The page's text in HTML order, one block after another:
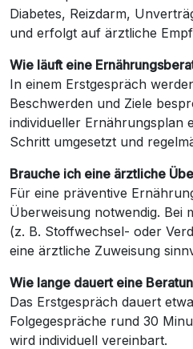
Diabetes, Reizdarm,
und erfolgt auf ärztliche
Wie läuft eine
In einem Erstgespräch
Beschwerden und Ziele
individueller Ernährungsplan
Schritt umgesetzt und
Brauche ich eine ärztliche
Für eine präventive
Überweisung notwendig. Bei
(z. B. Stoffwechsel- oder
eine ärztliche Zuweisung
Wie lange dauert eine
Das Erstgespräch dauert
Folgegespräche rund 30
wird individuell vereinbart.